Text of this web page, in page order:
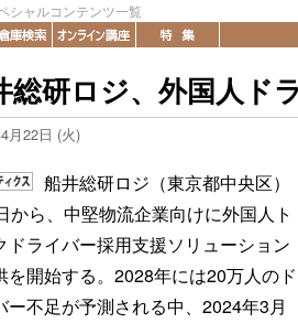
シャルコンテンツ一覧
総研ロジ、外国人ド
月22日 (火)
船井総研ロジ（東京都中央区）
から、中堅物流企業向けに外国人ト
ドライバー採用支援ソリューション
を開始する。2028年には20万人のド
ー不足が予測される中、2024年3月